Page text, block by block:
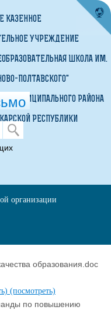
по
Дорожная карта.PDF
образования.doc
(посмотреть)
по повышению
КАЗЕННОЕ
УЧРЕЖДЕНИЕ
ШКОЛА ИМ.
ПОЛТАВСКОГО"
МУНИЦИПАЛЬНОГО РАЙОНА
РЕСПУБЛИКИ
организации